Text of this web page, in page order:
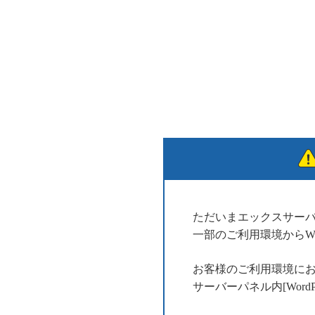
ただいまエックスサー
一部のご利用環境から
お客様のご利用環境に
サーバーパネル内